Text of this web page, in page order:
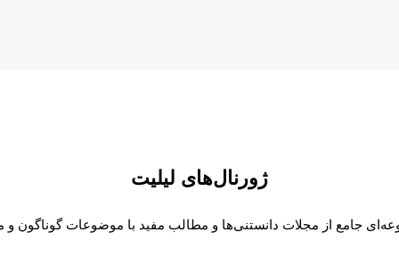
ژورنال‌های لیلیت
جامع از مجلات دانستنی‌ها و مطالب مفید با موضوعات گوناگون و